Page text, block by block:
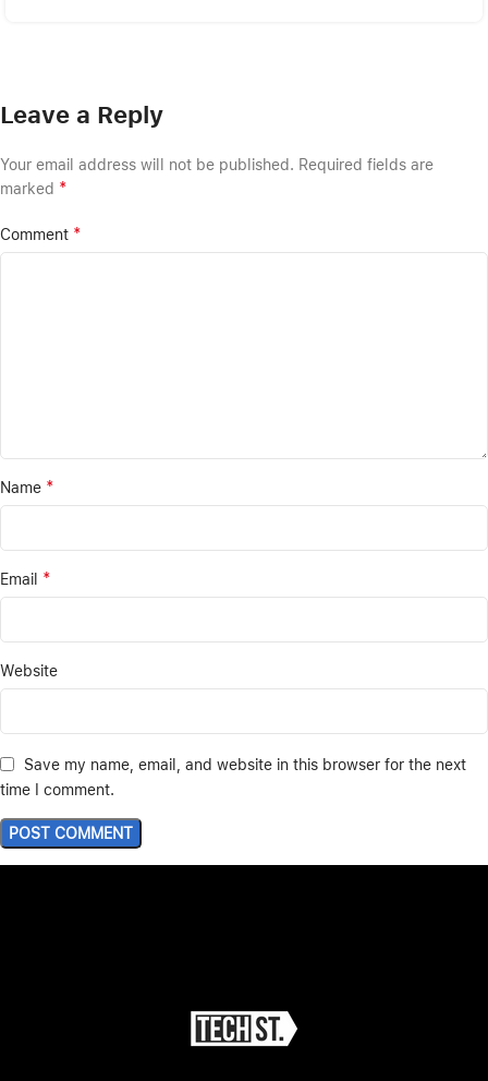
Leave a Reply
Your email address will not be published. Required fields are
marked *
Comment *
Name *
Email *
Website
Save my name, email, and website in this browser for the next
time I comment.